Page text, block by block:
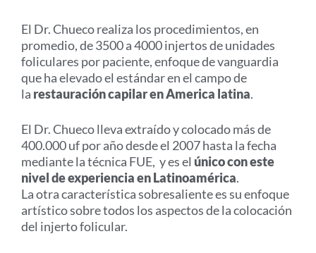
El Dr. Chueco realiza los procedimientos, en
promedio, de 3500 a 4000 injertos de unidades
foliculares por paciente, enfoque de vanguardia
que ha elevado el estándar en el campo de
la restauración capilar en America latina.
El Dr. Chueco lleva extraído y colocado más de
400.000 uf por año desde el 2007 hasta la fecha
mediante la técnica FUE, y es el único con este
nivel de experiencia en Latinoamérica.
La otra característica sobresaliente es su enfoque
artístico sobre todos los aspectos de la colocación
del injerto folicular.